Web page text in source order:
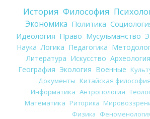
История Философия
Экономика Политика
Идеология Право Мусульманство
Наука Логика Педагогика
Литература Искусство Археология
География Экология Военные
Документы Китайская философия
Информатика Антропология
Математика Риторика
Физика